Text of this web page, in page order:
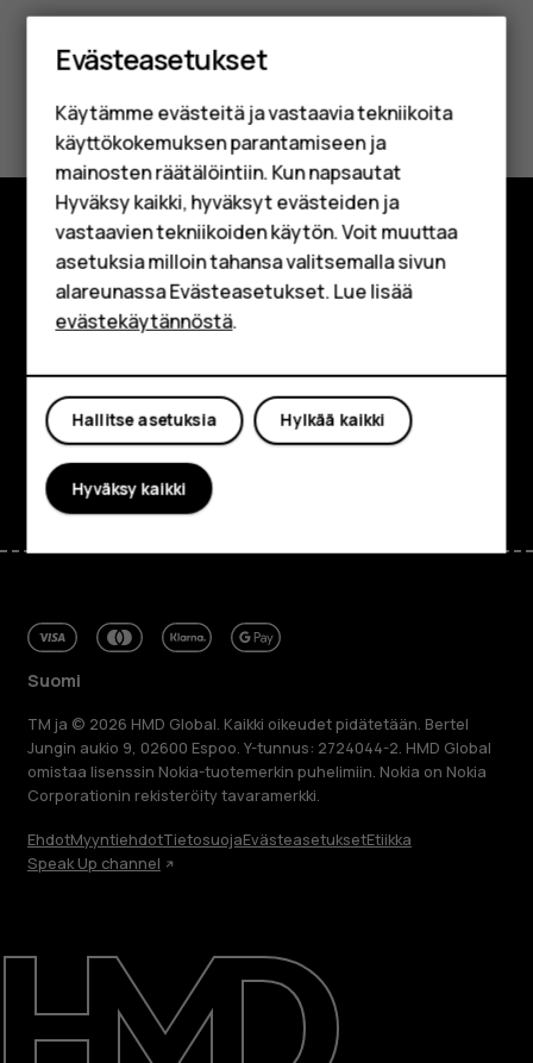
Älypuhelimet
Perinteiset puhelimet
Lisävarusteet
HMD Terra M
Yrityksille
Tabletit
Shop
Korjaa, käytä uudelleen, kierrätä
Kestävyys
Tuki
Tutustu
Tietoa meistä
Tuki
FacebookInstagram
Tiktok
Suomi
TM ja © 2026 HMD Global. Kaikki oikeudet pidätetään. Bertel
Jungin aukio 9, 02600 Espoo. Y-tunnus: 2724044-2. HMD Global
omistaa lisenssin Nokia-tuotemerkin puhelimiin. Nokia on Nokia
Corporationin rekisteröity tavaramerkki.
EhdotMyyntiehdotTietosuojaEvästeasetuksetEtiikka
Speak Up channel
Evästeasetukset
Käytämme evästeitä ja vastaavia tekniikoita
käyttökokemuksen parantamiseen ja
mainosten räätälöintiin. Kun napsautat
Hyväksy kaikki, hyväksyt evästeiden ja
vastaavien tekniikoiden käytön. Voit muuttaa
asetuksia milloin tahansa valitsemalla sivun
alareunassa Evästeasetukset. Lue lisää
evästekäytännöstä.
Hylkää kaikki
Hallitse asetuksia
Hyväksy kaikki